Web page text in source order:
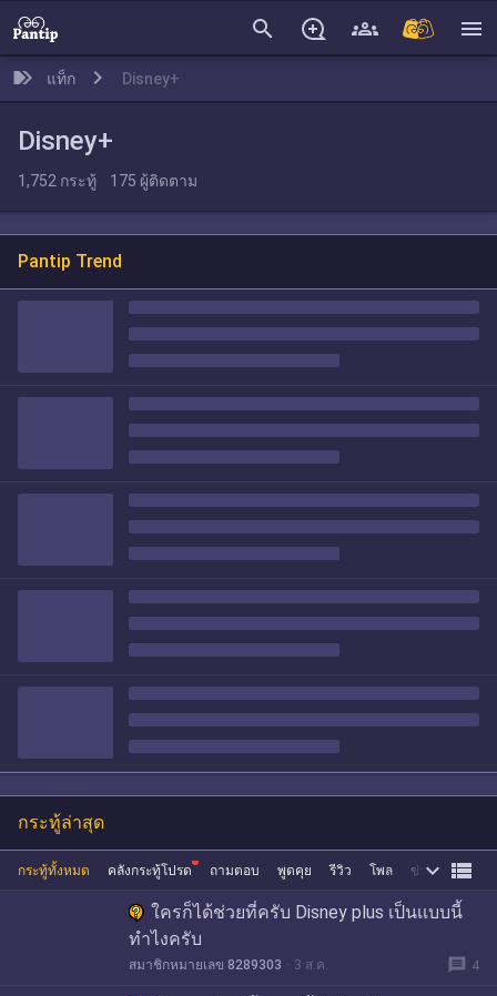
search menu
แท็ก Disney+
Disney+
1,752 กระทู้ 175 ผู้ติดตาม
Pantip Trend
กระทู้ล่าสุด
กระทู้ทั้งหมด คลังกระทู้โปรด ถามตอบ พูดคุย รีวิว โพล ข่าว ซื้อขาย
 
ใครก็ได้ช่วยที่ครับ Disney plus เป็นเเบบนี้
ทำไงครับ
สมาชิกหมายเลข 8289303 3 ส.ค. message 4